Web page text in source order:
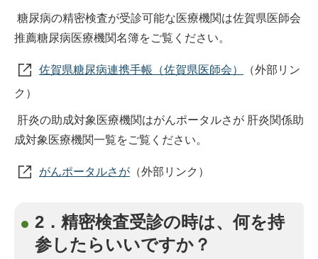
糖尿病の精密検査が受診可能な医療機関は佐賀県医師会
推薦糖尿病医療機関名簿をご覧ください。
佐賀県糖尿病連携手帳（佐賀県医師会）
（外部リン
ク）
肝炎の助成対象医療機関はがんポータルさが 肝炎関係助
成対象医療機関一覧をご覧ください。
がんポータルさが （外部リンク）
2．精密検査受診の時は、何を持
参したらいいですか？